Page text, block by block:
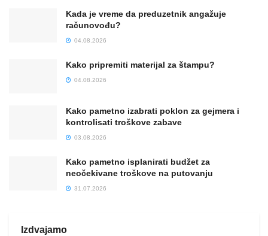
Kada je vreme da preduzetnik angažuje
računovođu?
04.08.2026
Kako pripremiti materijal za štampu?
04.08.2026
Kako pametno izabrati poklon za gejmera i
kontrolisati troškove zabave
03.08.2026
Kako pametno isplanirati budžet za
neočekivane troškove na putovanju
31.07.2026
Izdvajamo